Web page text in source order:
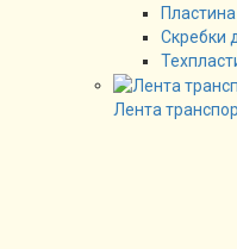
Скребки
Лента